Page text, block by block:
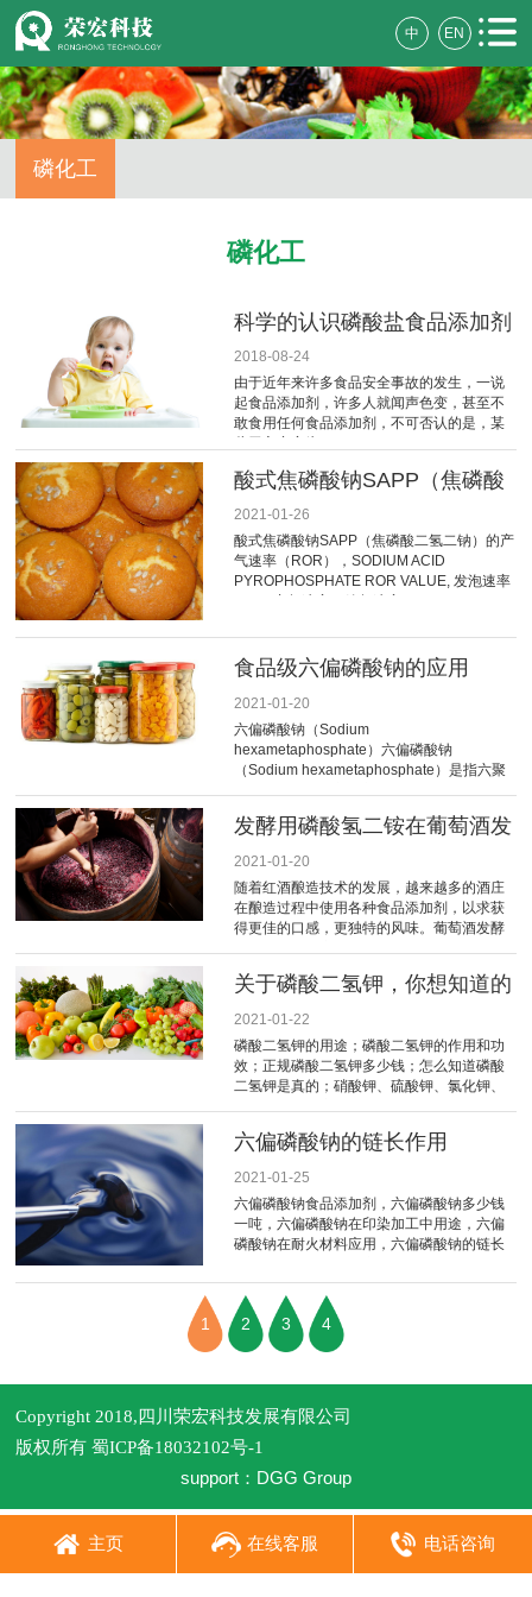
中 EN
磷化工
磷化工
科学的认识磷酸盐食品添加剂
2018-08-24
由于近年来许多食品安全事故的发生，一说
起食品添加剂，许多人就闻声色变，甚至不
敢食用任何食品添加剂，不可否认的是，某
酸式焦磷酸钠SAPP（焦磷酸
二氢二钠）的产气速率
（ROR）
2021-01-26
酸式焦磷酸钠SAPP（焦磷酸二氢二钠）的产
气速率（ROR），SODIUM ACID
PYROPHOSPHATE ROR VALUE, 发泡速率
食品级六偏磷酸钠的应用
2021-01-20
六偏磷酸钠（Sodium
hexametaphosphate）六偏磷酸钠
（Sodium hexametaphosphate）是指六聚
发酵用磷酸氢二铵在葡萄酒发
酵中的作用机理
2021-01-20
随着红酒酿造技术的发展，越来越多的酒庄
在酿造过程中使用各种食品添加剂，以求获
得更佳的口感，更独特的风味。葡萄酒发酵
关于磷酸二氢钾，你想知道的
都在这里
2021-01-22
磷酸二氢钾的用途；磷酸二氢钾的作用和功
效；正规磷酸二氢钾多少钱；怎么知道磷酸
二氢钾是真的；硝酸钾、硫酸钾、氯化钾、
六偏磷酸钠的链长作用
2021-01-25
六偏磷酸钠食品添加剂，六偏磷酸钠多少钱
一吨，六偏磷酸钠在印染加工中用途，六偏
磷酸钠在耐火材料应用，六偏磷酸钠的链长
1 2 3 4
Copyright 2018,四川荣宏科技发展有限公司
版权所有蜀ICP备18032102号-1
support： DGG Group
主页 在线客服 电话咨询